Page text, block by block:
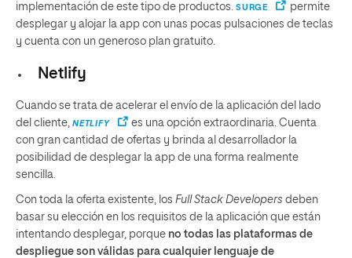
implementación de este tipo de productos.
SURGE
permite
desplegar y alojar la app con unas pocas pulsaciones de teclas
y cuenta con un generoso plan gratuito.
Netlify
Cuando se trata de acelerar el envío de la aplicación del lado
del cliente, NETLIFY
es una opción extraordinaria. Cuenta
con gran cantidad de ofertas y brinda al desarrollador la
posibilidad de desplegar la app de una forma realmente
sencilla.
Con toda la oferta existente, los Full Stack Developers deben
basar su elección en los requisitos de la aplicación que están
intentando desplegar, porque no todas las plataformas de
despliegue son válidas para cualquier lenguaje de